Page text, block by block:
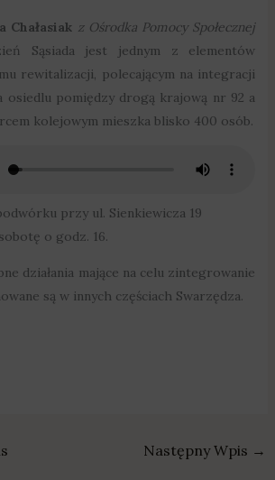
Chałasiak z Ośrodka Pomocy Społecznej
Sąsiada jest jednym z elementów
rewitalizacji, polecającym na integracji
osiedlu pomiędzy drogą krajową nr 92 a
kolejowym mieszka blisko 400 osób.
przy ul. Sienkiewicza 19
o godz. 16.
działania mające na celu zintegrowanie
są w innych częściach Swarzędza.
Następny Wpis →